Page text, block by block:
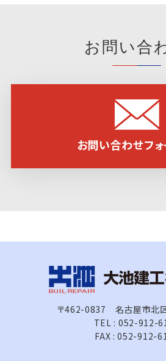
お問い合
お問い合わせフ
〒462-0837 名古屋市北
TEL : 052-912-
FAX : 052-912-